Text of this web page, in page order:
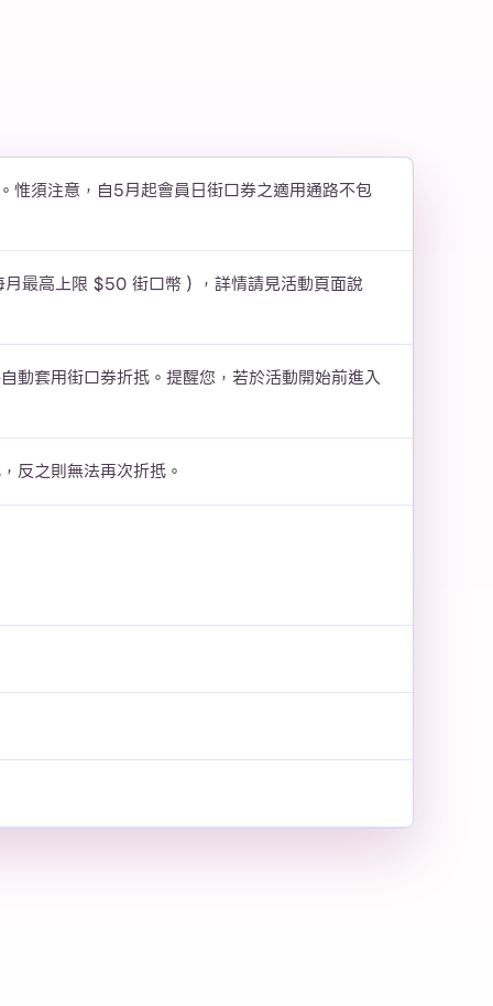
惟須注意，自5月起會員日街口券之適用通路不包
最高上限 $50 街口幣），詳情請見活動頁面說
動套用街口券折抵。提醒您，若於活動開始前進入
反之則無法再次折抵。